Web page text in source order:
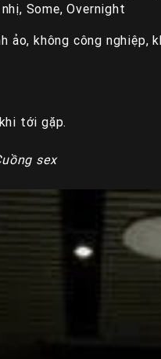
Some, Overnight
ảo, không công nghiệp,
tới gặp.
sex